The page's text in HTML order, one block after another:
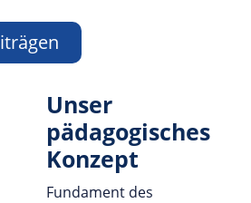
Unser
pädagogisches
Konzept
Fundament des